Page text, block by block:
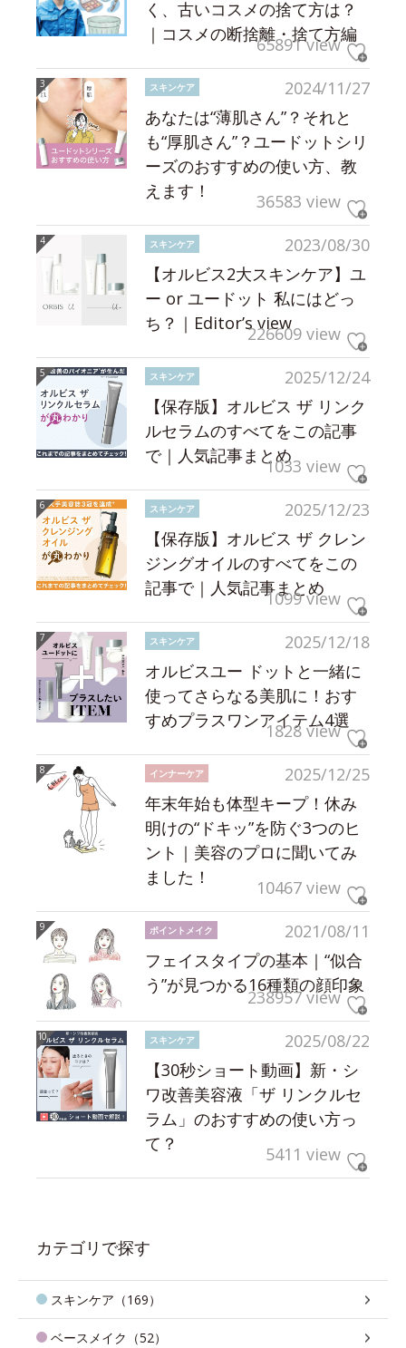
く、古いコスメの捨て方は？
｜コスメの断捨離・捨て方編
65891 view
2024/11/27
スキンケア
あなたは“薄肌さん”？それと
も“厚肌さん”？ユードットシリ
ーズのおすすめの使い方、教
えます！
36583 view
2023/08/30
スキンケア
【オルビス2大スキンケア】ユ
ー or ユードット 私にはどっ
ち？｜Editor’s view226609 view
2025/12/24
スキンケア
【保存版】オルビス ザ リンク
ルセラムのすべてをこの記事
で｜人気記事まとめ1033 view
2025/12/23
スキンケア
【保存版】オルビス ザ クレン
ジングオイルのすべてをこの
記事で｜人気記事まとめ
1099 view
2025/12/18
スキンケア
オルビスユー ドットと一緒に
使ってさらなる美肌に！おす
すめプラスワンアイテム4選
1828 view
2025/12/25
インナーケア
年末年始も体型キープ！休み
明けの“ドキッ”を防ぐ3つのヒ
ント｜美容のプロに聞いてみ
ました！
10467 view
2021/08/11
ポイントメイク
フェイスタイプの基本｜“似合
う”が見つかる16種類の顔印象
238957 view
2025/08/22
スキンケア
【30秒ショート動画】新・シ
ワ改善美容液「ザ リンクルセ
ラム」のおすすめの使い方っ
て？
5411 view
カテゴリで探す
スキンケア（169）
ベースメイク（52）